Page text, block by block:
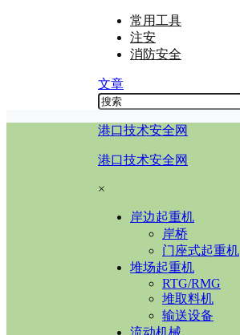
常用工具
注安
消防安全
文章
港口技术安全网
港口技术安全网
×
岸边起重机
岸桥
门座式起重机
堆场起重机
RTG/RMG
堆取料机
输送设备
流动机械